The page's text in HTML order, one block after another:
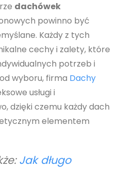
dachówek
powinno być
Każdy z tych
cechy i zalety, które
potrzeb i
wyboru, firma Dachy
usługi i
dzięki czemu każdy dach
elementem
Jak długo